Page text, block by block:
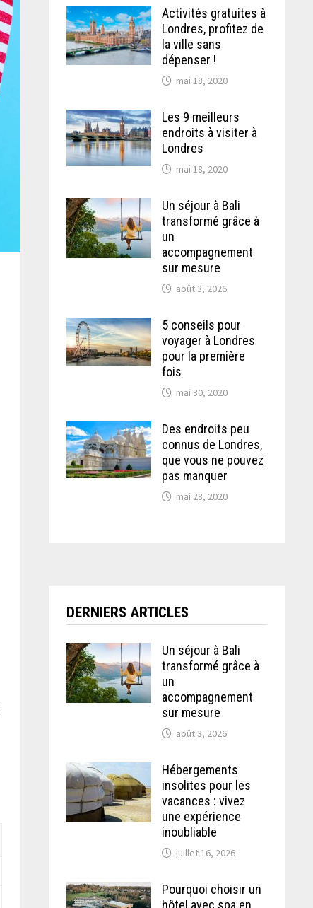
Activités gratuites à
Londres, profitez de
la ville sans
dépenser !
mai 18, 2020
Les 9 meilleurs
endroits à visiter à
Londres
mai 18, 2020
Un séjour à Bali
transformé grâce à
un
accompagnement
sur mesure
août 3, 2026
5 conseils pour
voyager à Londres
pour la première
fois
mai 30, 2020
Des endroits peu
connus de Londres,
que vous ne pouvez
pas manquer
mai 28, 2020
DERNIERS ARTICLES
Un séjour à Bali
transformé grâce à
un
accompagnement
sur mesure
août 3, 2026
Hébergements
insolites pour les
vacances : vivez
une expérience
inoubliable
juillet 16, 2026
Pourquoi choisir un
hôtel avec spa en